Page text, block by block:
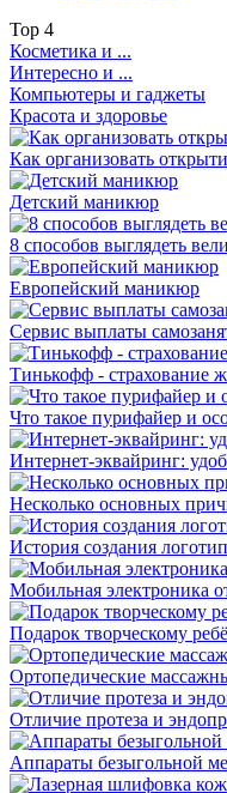
Top 4
Косметика и ...
Интересно и ...
Компьютеры и гаджеты
Красота и здоровье
Как организовать
Детский маникюр
8 способов выглядеть
Европейский маникюр
Сервис выплаты
Тинькофф - страхование
Что такое пурифайер и
Интернет-эквайринг:
Несколько основных
История создания
Мобильная электроника
Подарок творческому
Ортопедические
Отличие протеза и
Аппараты безыгольной